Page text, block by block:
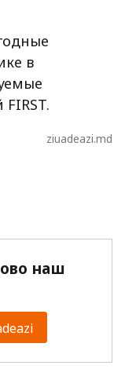
в
ziuadeazi.md
наш